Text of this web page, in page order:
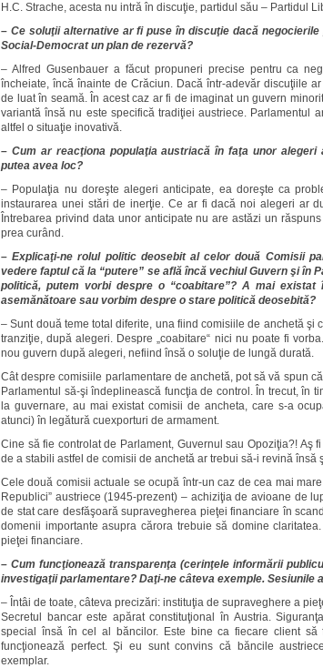
H.C. Strache, acesta nu intră în discuţie, partidul său – Partidul
– Ce soluţii alternative ar fi puse în discuţie dacă
Social-Democrat un plan de rezervă?
– Alfred Gusenbauer a făcut propuneri precise pentru ca
încheiate, încă înainte de Crăciun. Dacă într-adevăr discuţiile
de luat în seamă. În acest caz ar fi de imaginat un guvern
variantă însă nu este specifică tradiţiei austriece. Parlamentul
altfel o situaţie inovativă.
– Cum ar reacţiona populaţia austriacă în faţa unor
putea avea loc?
– Populaţia nu doreşte alegeri anticipate, ea doreşte ca
instaurarea unei stări de inerţie. Ce ar fi dacă noi alegeri ar
Întrebarea privind data unor anticipate nu are astăzi un
prea curând.
– Explicaţi-ne rolul politic deosebit al celor două Comisii
vedere faptul că la “putere” se află încă vechiul Guvern şi în
politică, putem vorbi despre o “coabitare”? A mai
asemănătoare sau vorbim despre o stare politică deosebită?
– Sunt două teme total diferite, una fiind comisiile de anchetă
tranziţie, după alegeri. Despre „coabitare“ nici nu poate fi
nou guvern după alegeri, nefiind însă o soluţie de lungă durată.
Cât despre comisiile parlamentare de anchetă, pot să vă spun
Parlamentul să-şi îndeplinească funcţia de control. În trecut, în
la guvernare, au mai existat comisii de ancheta, care s-a
atunci) în legătură cuexporturi de armament.
Cine să fie controlat de Parlament, Guvernul sau Opoziţia?! Aş
de a stabili astfel de comisii de anchetă ar trebui să-i revină însă
Cele două comisii actuale se ocupă într-un caz de cea mai
Republici” austriece (1945-prezent) – achiziţia de avioane de
de stat care desfăşoară supravegherea pieţei financiare în
domenii importante asupra cărora trebuie să domine
pieţei financiare.
– Cum funcţionează transparenţa (cerinţele informării
investigaţii parlamentare? Daţi-ne câteva exemple. Sesiunile
– Întâi de toate, câteva precizări: instituţia de supraveghere a
Secretul bancar este apărat constituţional în Austria.
special însă în cel al băncilor. Este bine ca fiecare client să
funcţionează perfect. Şi eu sunt convins că băncile
exemplar.